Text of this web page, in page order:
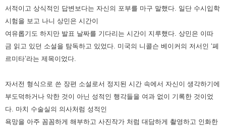
서적이고 상식적인 답변보다는 자신의 포부를 마구 말했다. 일단 수시입학
시험을 보고 나니 상민은 시간이
여유롭기도 하지만 발표 날짜를 기다리는 시간이 지루했다. 상민은 이따
금 읽고 있던 소설을 탐독하고 있었다. 미국의 니콜슨 베이커의 저서인 ‘페
르미타’라는 제목이었다.
자서전 형식으로 쓴 장편 소설로서 정지된 시간 속에서 자신이 생각하기에
부도덕하거나 악한 것이 아닌 성적인 행각들을 여과 없이 기록한 것이었
다. 마치 수술실의 의사처럼 성적인
욕망을 아주 꼼꼼하게 해부하고 사진작가 처럼 대담하게 촬영하고 인화한